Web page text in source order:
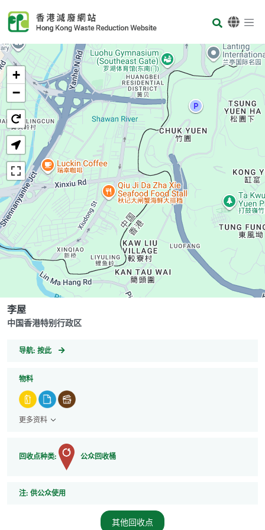
Body
首页
+
−
李屋
中国香港特别行政区
导航: GeoCoordinates
按此
物料
更多资料
回收点种类: 公众回收桶
注: 注
供公众使用
其他回收点